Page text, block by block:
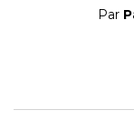
Par